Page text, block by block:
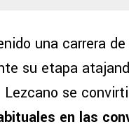
una carrera
su etapa
Lezcano se
en las